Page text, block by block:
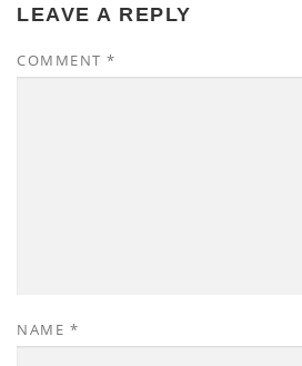
LEAVE A REPLY
COMMENT *
NAME *